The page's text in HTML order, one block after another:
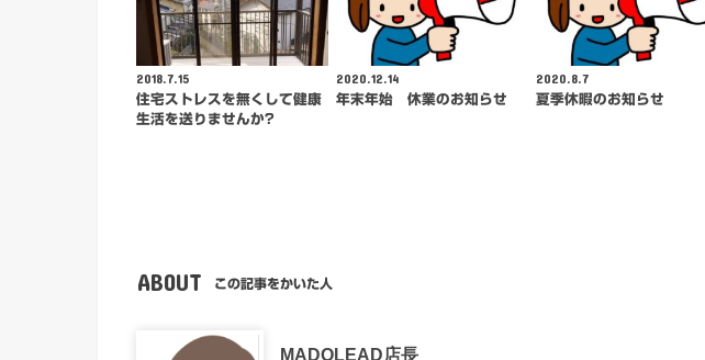
2018.7.15
住宅ストレスを無くして健康
生活を送りませんか?
2020.12.14
年末年始 休業のお知らせ
2020.8.7
夏季休暇のお知らせ
ABOUT この記事をかいた人
MADOLEAD店長